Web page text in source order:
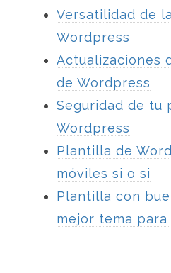
Versatilidad de
Wordpress
Actualizaciones
de Wordpress
Seguridad de tu
Wordpress
Plantilla de
móviles si o si
Plantilla con
mejor tema